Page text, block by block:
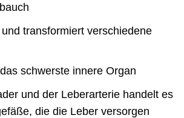
transformiert verschiedene
schwerste innere Organ
und der Leberarterie handelt es
die die Leber versorgen